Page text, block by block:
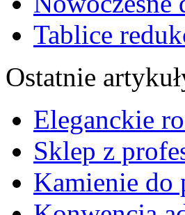
Tablice
Ostatnie
Eleganckie
Sklep z
Kamienie do